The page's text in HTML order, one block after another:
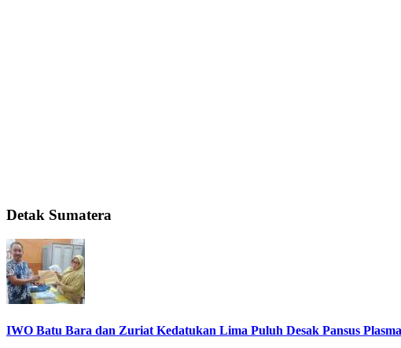
Detak Sumatera
IWO Batu Bara dan Zuriat Kedatukan Lima Puluh Desak Pansus